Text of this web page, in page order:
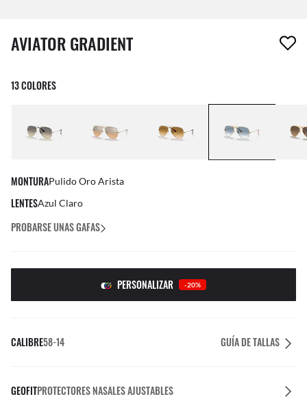
1 artículo ha sido eliminado a tu lista de deseos
AVIATOR GRADIENT
13 COLORES
MONTURAPulido Oro Arista
LENTESAzul Claro
PROBARSE UNAS GAFAS
PERSONALIZAR -20%
CALIBRE58-14 GUÍA DE TALLAS
GEOFITPROTECTORES NASALES AJUSTABLES